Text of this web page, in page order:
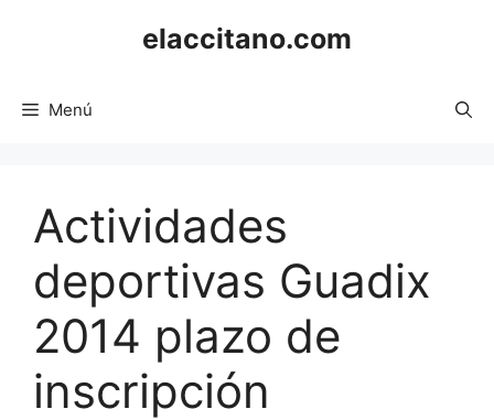
elaccitano.com
Menú
Actividades
deportivas Guadix
2014 plazo de
inscripción